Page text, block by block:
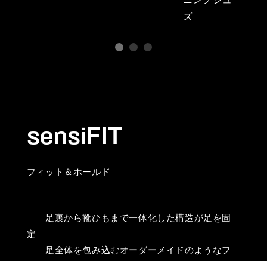
ズ
sensiFIT
フィット＆ホールド
― 足裏から靴ひもまで一体化した構造が足を固
定
― 足全体を包み込むオーダーメイドのようなフ